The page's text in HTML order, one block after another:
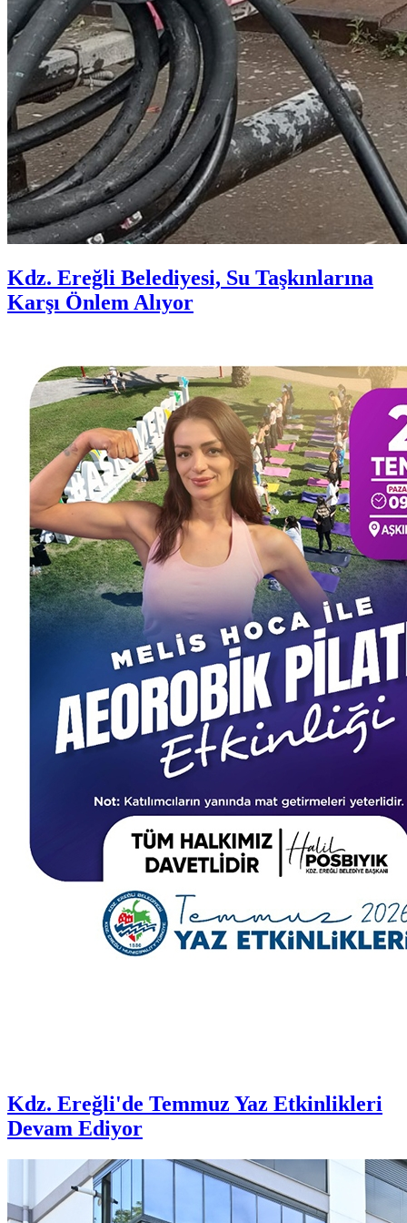
Kdz. Ereğli Belediyesi, Su Taşkınlarına
Karşı Önlem Alıyor
Kdz. Ereğli'de Temmuz Yaz Etkinlikleri
Devam Ediyor